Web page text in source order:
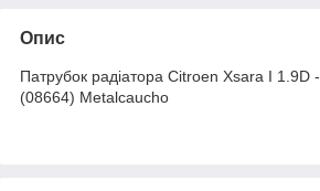
Опис
Патрубок радіатора Citroen Xsara I 1.9D
(08664) Metalcaucho